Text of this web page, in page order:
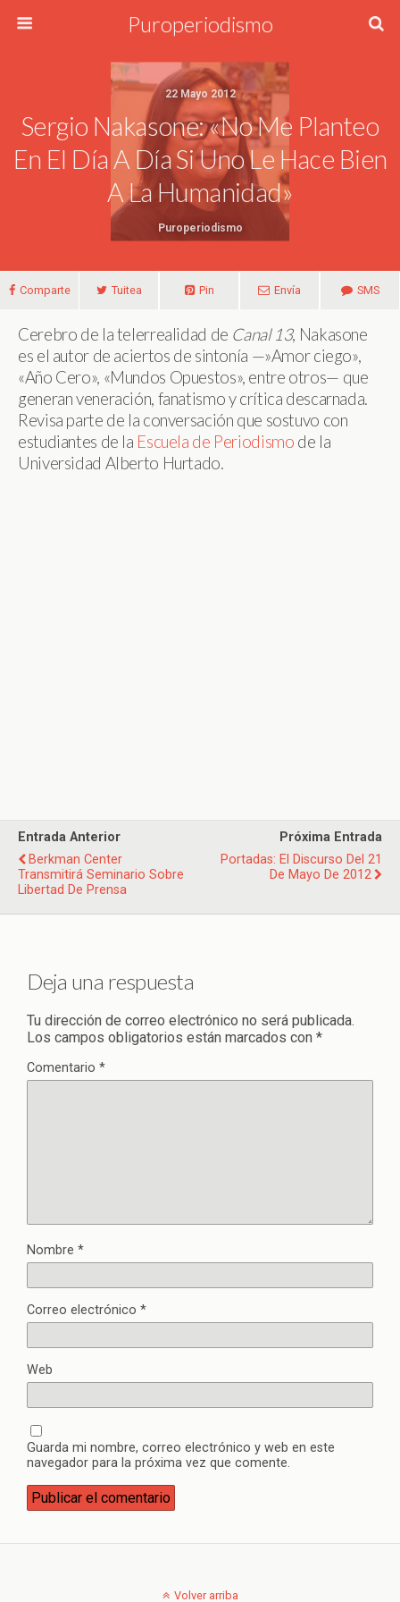
Puroperiodismo
22 Mayo 2012
Sergio Nakasone: «No Me Planteo
En El Día A Día Si Uno Le Hace Bien
A La Humanidad»
Puroperiodismo
Comparte Tuitea Pin Envía SMS
Cerebro de la telerrealidad de Canal 13, Nakasone
es el autor de aciertos de sintonía —»Amor ciego»,
«Año Cero», «Mundos Opuestos», entre otros— que
generan veneración, fanatismo y crítica descarnada.
Revisa parte de la conversación que sostuvo con
estudiantes de la Escuela de Periodismo de la
Universidad Alberto Hurtado.
Entrada Anterior
Berkman Center
Transmitirá Seminario Sobre
Libertad De Prensa
Próxima Entrada
Portadas: El Discurso Del 21
De Mayo De 2012
Deja una respuesta
Tu dirección de correo electrónico no será publicada.
Los campos obligatorios están marcados con *
Comentario *
Nombre *
Correo electrónico *
Web
Guarda mi nombre, correo electrónico y web en este
navegador para la próxima vez que comente.
Volver arriba